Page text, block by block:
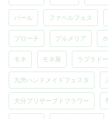
パール ファベルフェス
ブローチ プルメリア
モネ モネ展 ラブラド
九州ハンドメイドフェスタ
大分プリザーブドフラワー